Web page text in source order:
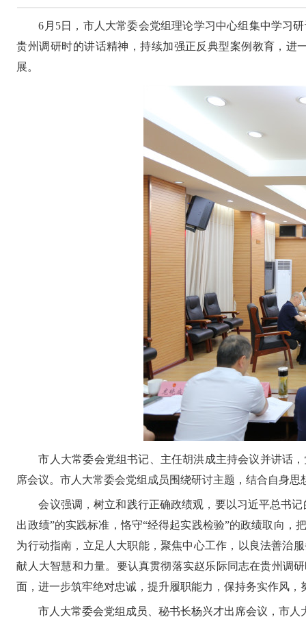
6月5日，市人大常委会党组理论学习中心组集中学习
贵州调研时的讲话精神，持续加强正反典型案例教育，进
展。
市人大常委会党组书记、主任胡洪成主持会议并讲话
席会议。市人大常委会党组成员围绕研讨主题，结合自身
会议强调，树立和践行正确政绩观，要以习近平总书
出政绩”的实践标准，恪守“经得起实践检验”的政绩取向
为行动指南，立足人大职能，聚焦中心工作，以良法善治
献人大智慧和力量。要认真贯彻落实赵乐际同志在贵州调
面，进一步筑牢绝对忠诚，提升履职能力，保持务实作风
市人大常委会党组成员、秘书长杨兴才出席会议，市